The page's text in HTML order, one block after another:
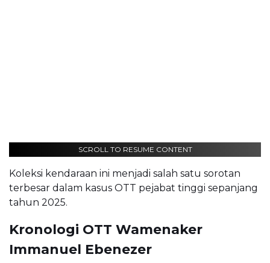
SCROLL TO RESUME CONTENT
Koleksi kendaraan ini menjadi salah satu sorotan
terbesar dalam kasus OTT pejabat tinggi sepanjang
tahun 2025.
Kronologi OTT Wamenaker
Immanuel Ebenezer